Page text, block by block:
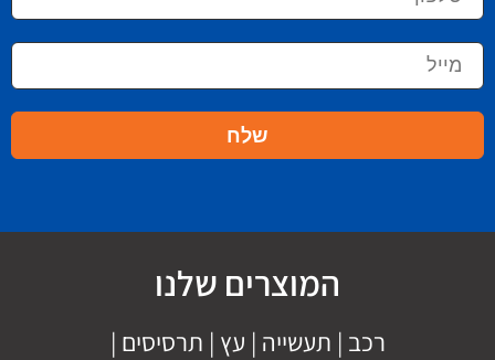
מייל
המוצרים שלנו
רכב | תעשייה | עץ | תרסיסים |